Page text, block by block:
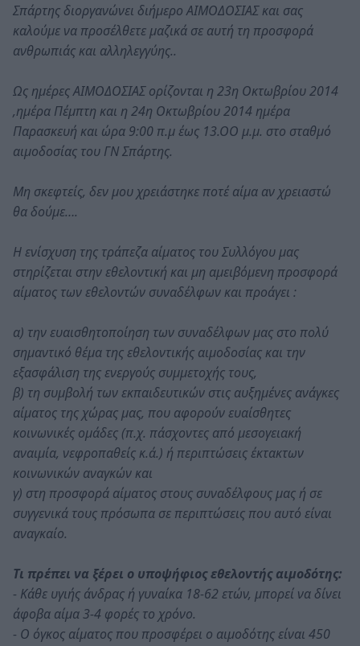
Σπάρτης διοργανώνει διήμερο ΑΙΜΟΔΟΣΙΑΣ και σας
καλούμε να προσέλθετε μαζικά σε αυτή τη προσφορά
ανθρωπιάς και αλληλεγγύης..
Ως ημέρες ΑΙΜΟΔΟΣΙΑΣ ορίζονται η 23η Οκτωβρίου 2014
,ημέρα Πέμπτη και η 24η Οκτωβρίου 2014 ημέρα
Παρασκευή και ώρα 9:00 π.μ έως 13.ΟΟ μ.μ. στο σταθμό
αιμοδοσίας του ΓΝ Σπάρτης.
Μη σκεφτείς, δεν μου χρειάστηκε ποτέ αίμα αν χρειαστώ
θα δούμε….
Η ενίσχυση της τράπεζα αίματος του Συλλόγου μας
στηρίζεται στην εθελοντική και μη αμειβόμενη προσφορά
αίματος των εθελοντών συναδέλφων και προάγει :
α) την ευαισθητοποίηση των συναδέλφων μας στο πολύ
σημαντικό θέμα της εθελοντικής αιμοδοσίας και την
εξασφάλιση της ενεργούς συμμετοχής τους,
β) τη συμβολή των εκπαιδευτικών στις αυξημένες ανάγκες
αίματος της χώρας μας, που αφορούν ευαίσθητες
κοινωνικές ομάδες (π.χ. πάσχοντες από μεσογειακή
αναιμία, νεφροπαθείς κ.ά.) ή περιπτώσεις έκτακτων
κοινωνικών αναγκών και
γ) στη προσφορά αίματος στους συναδέλφους μας ή σε
συγγενικά τους πρόσωπα σε περιπτώσεις που αυτό είναι
αναγκαίο.
Τι πρέπει να ξέρει ο υποψήφιος εθελοντής αιμοδότης:
- Κάθε υγιής άνδρας ή γυναίκα 18-62 ετών, μπορεί να δίνει
άφοβα αίμα 3-4 φορές το χρόνο.
- Ο όγκος αίματος που προσφέρει ο αιμοδότης είναι 450